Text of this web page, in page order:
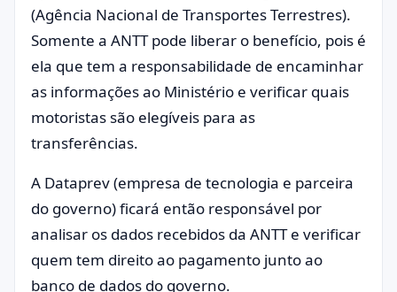
(Agência Nacional de Transportes Terrestres).
Somente a ANTT pode liberar o benefício, pois é
ela que tem a responsabilidade de encaminhar
as informações ao Ministério e verificar quais
motoristas são elegíveis para as
transferências.
A Dataprev (empresa de tecnologia e parceira
do governo) ficará então responsável por
analisar os dados recebidos da ANTT e verificar
quem tem direito ao pagamento junto ao
banco de dados do governo.